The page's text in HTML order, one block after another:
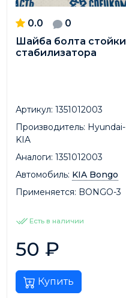
0.0
0
Шайба болта стойки
стабилизатора
Артикул: 1351012003
Производитель: Hyundai-
KIA
Аналоги: 1351012003
Автомобиль: KIA Bongo
Применяется: BONGO-3
Есть в наличии
50 ₽
Купить